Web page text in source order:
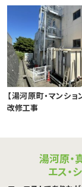
【湯河原町・マンシ
改修工事
湯河原・
エス・